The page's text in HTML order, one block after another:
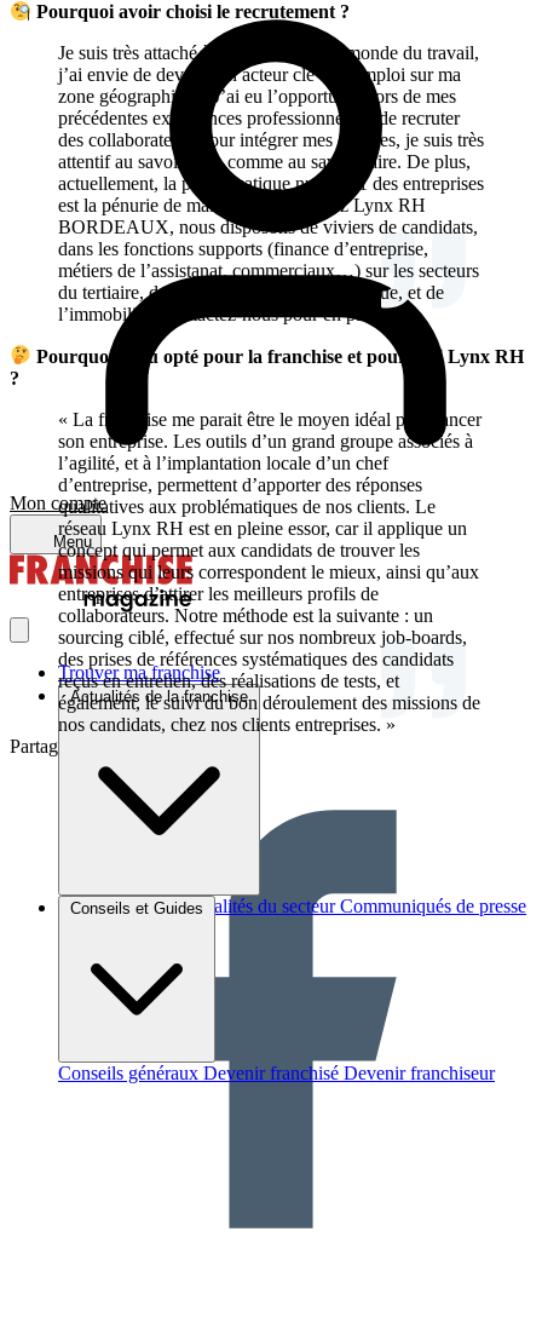
Mon compte
Menu
Trouver ma franchise
Actualités de la franchise
Brèves et actus Actualités du secteur Communiqués de presse
Conseils et Guides
Conseils généraux Devenir franchisé Devenir franchiseur
Pourquoi avoir choisi le recrutement ?
Je suis très attaché à l’humain dans le monde du travail,
j’ai envie de devenir un acteur clé de l’emploi sur ma
zone géographique. J’ai eu l’opportunité lors de mes
précédentes expériences professionnelles, de recruter
des collaborateurs pour intégrer mes équipes, je suis très
attentif au savoir-être, comme au savoir-faire. De plus,
actuellement, la problématique numéro 1 des entreprises
est la pénurie de main- d’œuvre. Chez Lynx RH
BORDEAUX, nous disposons de viviers de candidats,
dans les fonctions supports (finance d’entreprise,
métiers de l’assistanat, commerciaux…) sur les secteurs
du tertiaire, de l’ingénierie, de l’informatique, et de
l’immobilier. Contactez-nous pour en parler ! »
Pourquoi as-tu opté pour la franchise et pourquoi Lynx RH
?
« La franchise me parait être le moyen idéal pour lancer
son entreprise. Les outils d’un grand groupe associés à
l’agilité, et à l’implantation locale d’un chef
d’entreprise, permettent d’apporter des réponses
qualitatives aux problématiques de nos clients. Le
réseau Lynx RH est en pleine essor, car il applique un
concept qui permet aux candidats de trouver les
missions qui leurs correspondent le mieux, ainsi qu’aux
entreprises d’attirer les meilleurs profils de
collaborateurs. Notre méthode est la suivante : un
sourcing ciblé, effectué sur nos nombreux job-boards,
des prises de références systématiques des candidats
reçus en entretien, des réalisations de tests, et
également, le suivi du bon déroulement des missions de
nos candidats, chez nos clients entreprises. »
Partager sur :